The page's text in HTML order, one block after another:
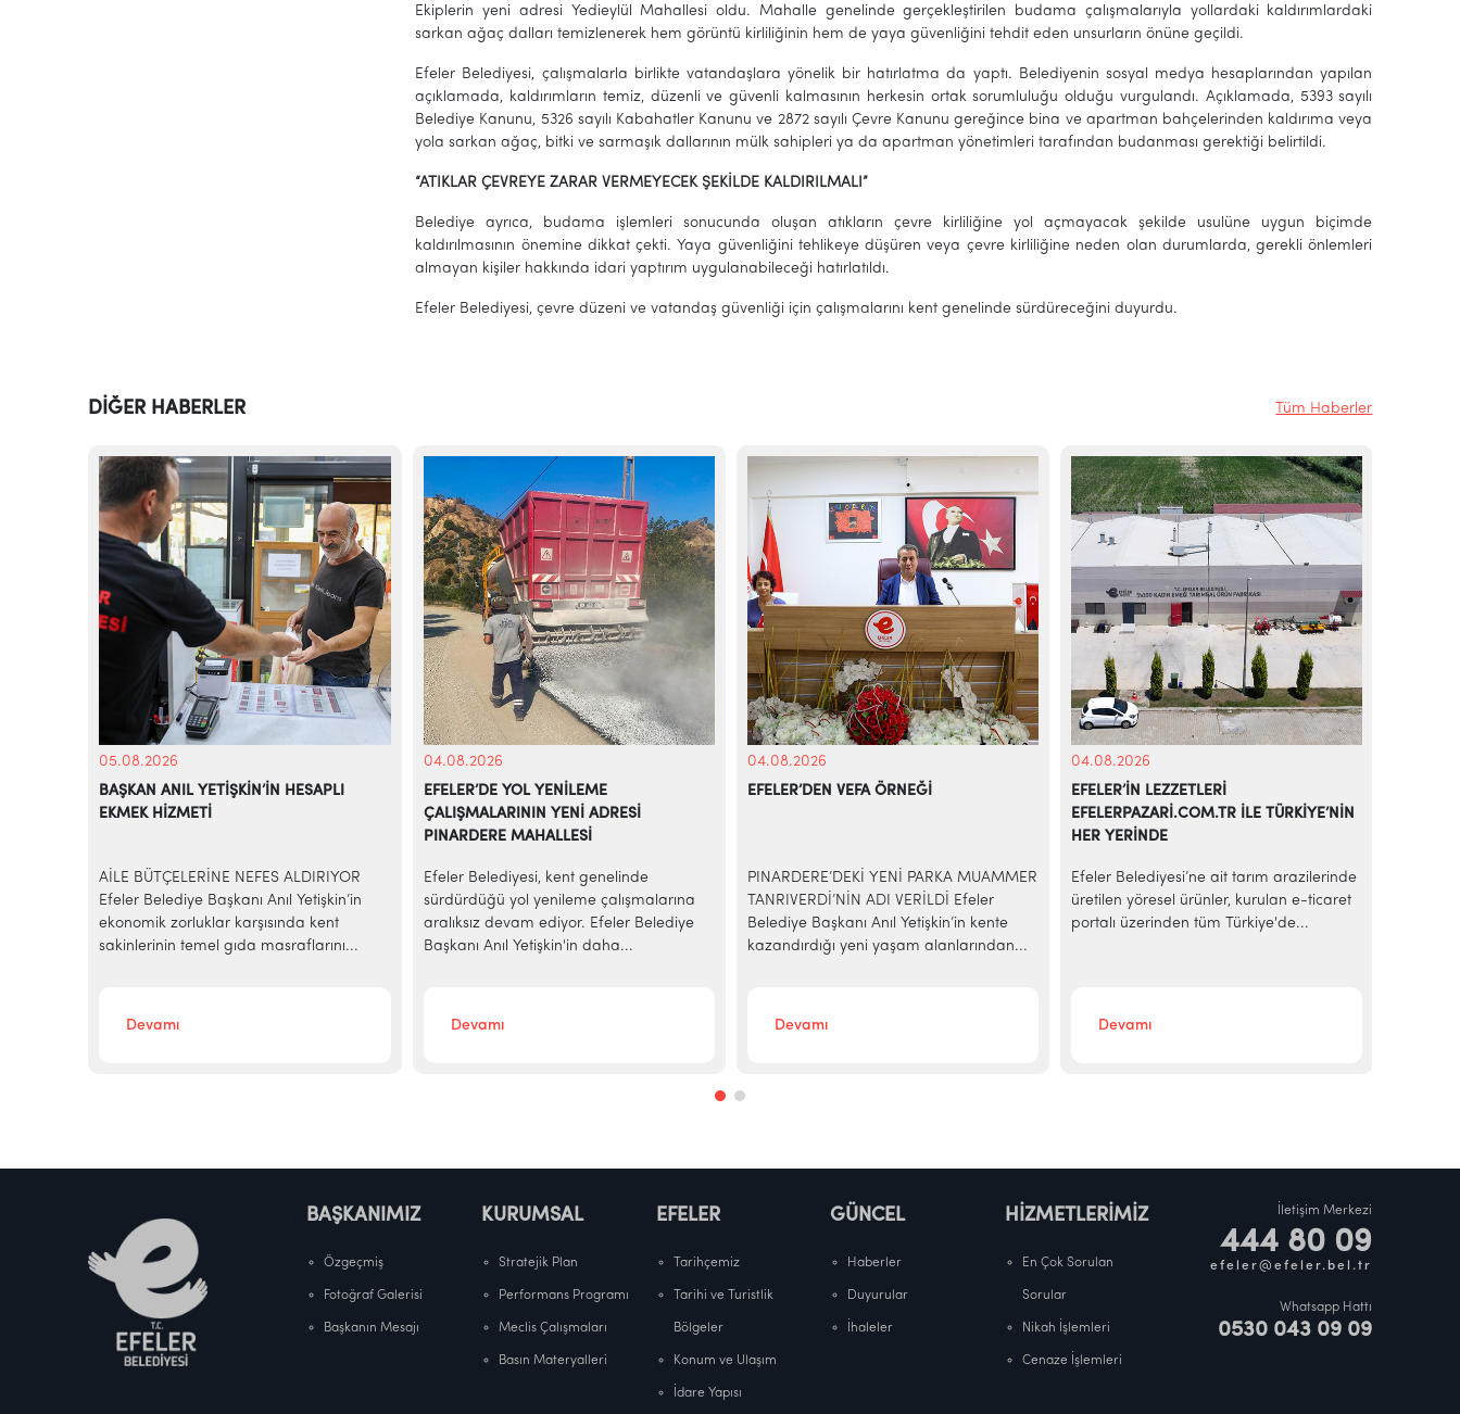
Ekiplerin yeni adresi Yedieylül Mahallesi oldu. Mahalle genelinde gerçekleştirilen budama çalışmalarıyla yollardaki kaldırımlardaki
sarkan ağaç dalları temizlenerek hem görüntü kirliliğinin hem de yaya güvenliğini tehdit eden unsurların önüne geçildi.
Efeler Belediyesi, çalışmalarla birlikte vatandaşlara yönelik bir hatırlatma da yaptı. Belediyenin sosyal medya hesaplarından yapılan
açıklamada, kaldırımların temiz, düzenli ve güvenli kalmasının herkesin ortak sorumluluğu olduğu vurgulandı. Açıklamada, 5393 sayılı
Belediye Kanunu, 5326 sayılı Kabahatler Kanunu ve 2872 sayılı Çevre Kanunu gereğince bina ve apartman bahçelerinden kaldırıma veya
yola sarkan ağaç, bitki ve sarmaşık dallarının mülk sahipleri ya da apartman yönetimleri tarafından budanması gerektiği belirtildi.
“ATIKLAR ÇEVREYE ZARAR VERMEYECEK ŞEKİLDE KALDIRILMALI”
Belediye ayrıca, budama işlemleri sonucunda oluşan atıkların çevre kirliliğine yol açmayacak şekilde usulüne uygun biçimde
kaldırılmasının önemine dikkat çekti. Yaya güvenliğini tehlikeye düşüren veya çevre kirliliğine neden olan durumlarda, gerekli önlemleri
almayan kişiler hakkında idari yaptırım uygulanabileceği hatırlatıldı.
Efeler Belediyesi, çevre düzeni ve vatandaş güvenliği için çalışmalarını kent genelinde sürdüreceğini duyurdu.
DİĞER HABERLER Tüm Haberler
05.08.2026
BAŞKAN ANIL YETİŞKİN’İN HESAPLI
EKMEK HİZMETİ
AİLE BÜTÇELERİNE NEFES ALDIRIYOR
Efeler Belediye Başkanı Anıl Yetişkin’in
ekonomik zorluklar karşısında kent
sakinlerinin temel gıda masraflarını...
Devamı
04.08.2026
EFELER’DE YOL YENİLEME
ÇALIŞMALARININ YENİ ADRESİ
PINARDERE MAHALLESİ
Efeler Belediyesi, kent genelinde
sürdürdüğü yol yenileme çalışmalarına
aralıksız devam ediyor. Efeler Belediye
Başkanı Anıl Yetişkin'in daha...
Devamı
04.08.2026
EFELER’DEN VEFA ÖRNEĞİ
PINARDERE’DEKİ YENİ PARKA MUAMMER
TANRIVERDİ’NİN ADI VERİLDİ Efeler
Belediye Başkanı Anıl Yetişkin’in kente
kazandırdığı yeni yaşam alanlarından...
Devamı
04.08.2026
EFELER’İN LEZZETLERİ
EFELERPAZARİ.COM.TR İLE TÜRKİYE’NİN
HER YERİNDE
Efeler Belediyesi’ne ait tarım arazilerinde
üretilen yöresel ürünler, kurulan e-ticaret
portalı üzerinden tüm Türkiye'de...
Devamı
BAŞKANIMIZ
Özgeçmiş
Fotoğraf Galerisi
Başkanın Mesajı
KURUMSAL
Stratejik Plan
Performans Programı
Meclis Çalışmaları
Basın Materyalleri
EFELER
Tarihçemiz
Tarihi ve Turistlik
Bölgeler
Konum ve Ulaşım
İdare Yapısı
GÜNCEL
Haberler
Duyurular
İhaleler
HİZMETLERİMİZ
En Çok Sorulan
Sorular
Nikah İşlemleri
Cenaze İşlemleri
İletişim Merkezi
444 80 09
efeler@efeler.bel.tr
Whatsapp Hattı
0530 043 09 09